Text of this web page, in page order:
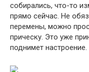
собирались, что-то
прямо сейчас. Не
перемены, можно
прическу. Это уже
поднимет настроение.